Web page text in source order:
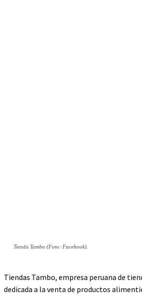
Tienda Tambo (Foto: Facebook).
Tiendas Tambo, empresa peruana de
dedicada a la venta de productos